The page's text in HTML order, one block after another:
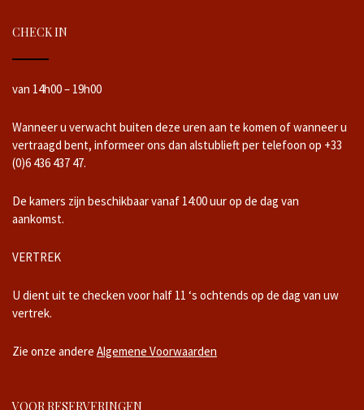
CHECK IN
van 14h00 – 19h00
Wanneer u verwacht buiten deze uren aan te komen of wanneer u
vertraagd bent, informeer ons dan alstublieft per telefoon op +33
(0)6 436 437 47.
De kamers zijn beschikbaar vanaf 14:00 uur op de dag van
aankomst.
VERTREK
U dient uit te checken voor half 11 ‘s ochtends op de dag van uw
vertrek.
Zie onze andere Algemene Voorwaarden
VOOR RESERVERINGEN